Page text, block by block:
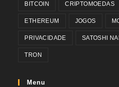
BITCOIN CRIPTOMOEDAS
ETHEREUM JOGOS
PRIVACIDADE SATOSHI
TRON
Menu